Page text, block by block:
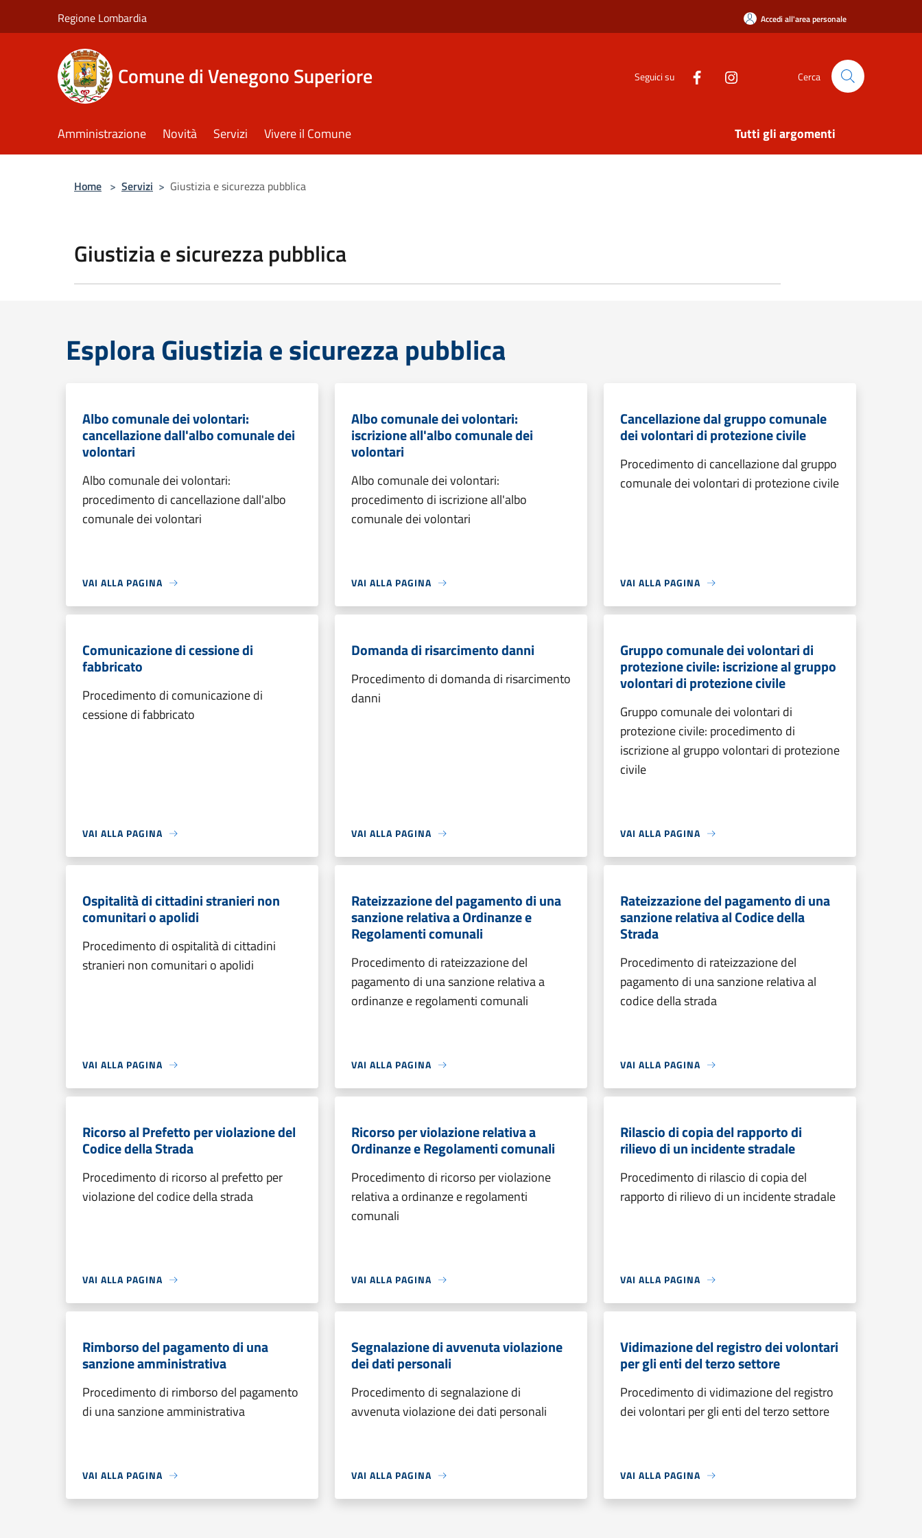
Regione Lombardia Accedi all'area personale
Comune di Venegono Superiore Seguici su Cerca
Amministrazione Novità Servizi Vivere il Comune Tutti gli argomenti
Home > Servizi > Giustizia e sicurezza pubblica
Giustizia e sicurezza pubblica
Esplora Giustizia e sicurezza pubblica
Albo comunale dei volontari:
cancellazione dall'albo comunale dei
volontari
Albo comunale dei volontari:
procedimento di cancellazione dall'albo
comunale dei volontari
VAI ALLA PAGINA
Albo comunale dei volontari:
iscrizione all'albo comunale dei
volontari
Albo comunale dei volontari:
procedimento di iscrizione all'albo
comunale dei volontari
VAI ALLA PAGINA
Cancellazione dal gruppo comunale
dei volontari di protezione civile
Procedimento di cancellazione dal gruppo
comunale dei volontari di protezione civile
VAI ALLA PAGINA
Comunicazione di cessione di
fabbricato
Procedimento di comunicazione di
cessione di fabbricato
VAI ALLA PAGINA
Domanda di risarcimento danni
Procedimento di domanda di risarcimento
danni
VAI ALLA PAGINA
Gruppo comunale dei volontari di
protezione civile: iscrizione al gruppo
volontari di protezione civile
Gruppo comunale dei volontari di
protezione civile: procedimento di
iscrizione al gruppo volontari di protezione
civile
VAI ALLA PAGINA
Ospitalità di cittadini stranieri non
comunitari o apolidi
Procedimento di ospitalità di cittadini
stranieri non comunitari o apolidi
VAI ALLA PAGINA
Rateizzazione del pagamento di una
sanzione relativa a Ordinanze e
Regolamenti comunali
Procedimento di rateizzazione del
pagamento di una sanzione relativa a
ordinanze e regolamenti comunali
VAI ALLA PAGINA
Rateizzazione del pagamento di una
sanzione relativa al Codice della
Strada
Procedimento di rateizzazione del
pagamento di una sanzione relativa al
codice della strada
VAI ALLA PAGINA
Ricorso al Prefetto per violazione del
Codice della Strada
Procedimento di ricorso al prefetto per
violazione del codice della strada
VAI ALLA PAGINA
Ricorso per violazione relativa a
Ordinanze e Regolamenti comunali
Procedimento di ricorso per violazione
relativa a ordinanze e regolamenti
comunali
VAI ALLA PAGINA
Rilascio di copia del rapporto di
rilievo di un incidente stradale
Procedimento di rilascio di copia del
rapporto di rilievo di un incidente stradale
VAI ALLA PAGINA
Rimborso del pagamento di una
sanzione amministrativa
Procedimento di rimborso del pagamento
di una sanzione amministrativa
VAI ALLA PAGINA
Segnalazione di avvenuta violazione
dei dati personali
Procedimento di segnalazione di
avvenuta violazione dei dati personali
VAI ALLA PAGINA
Vidimazione del registro dei volontari
per gli enti del terzo settore
Procedimento di vidimazione del registro
dei volontari per gli enti del terzo settore
VAI ALLA PAGINA